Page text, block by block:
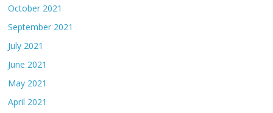
October 2021
September 2021
July 2021
June 2021
May 2021
April 2021